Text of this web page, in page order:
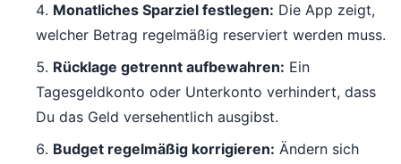
Monatliches Sparziel festlegen: Die App zeigt,
welcher Betrag regelmäßig reserviert werden muss.
Rücklage getrennt aufbewahren: Ein
Tagesgeldkonto oder Unterkonto verhindert, dass
Du das Geld versehentlich ausgibst.
Budget regelmäßig korrigieren: Ändern sich